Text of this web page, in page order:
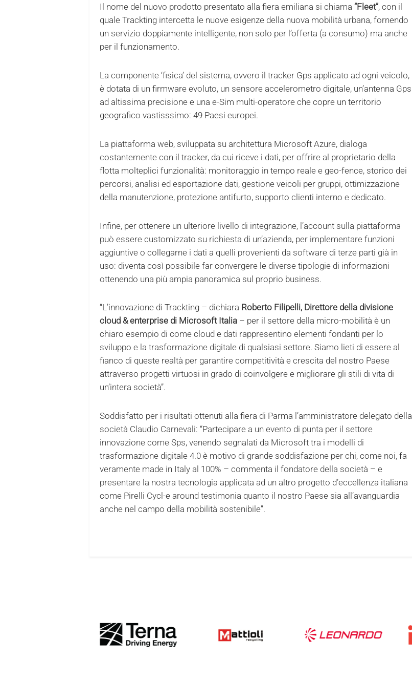
Il nome del nuovo prodotto presentato alla fiera emiliana si chiama “Fleet”, con il
quale Trackting intercetta le nuove esigenze della nuova mobilità urbana, fornendo
un servizio doppiamente intelligente, non solo per l’offerta (a consumo) ma anche
per il funzionamento.
La componente ‘fisica’ del sistema, ovvero il tracker Gps applicato ad ogni veicolo,
è dotata di un firmware evoluto, un sensore accelerometro digitale, un’antenna Gps
ad altissima precisione e una e-Sim multi-operatore che copre un territorio
geografico vastisssimo: 49 Paesi europei.
La piattaforma web, sviluppata su architettura Microsoft Azure, dialoga
costantemente con il tracker, da cui riceve i dati, per offrire al proprietario della
flotta molteplici funzionalità: monitoraggio in tempo reale e geo-fence, storico dei
percorsi, analisi ed esportazione dati, gestione veicoli per gruppi, ottimizzazione
della manutenzione, protezione antifurto, supporto clienti interno e dedicato.
Infine, per ottenere un ulteriore livello di integrazione, l’account sulla piattaforma
può essere customizzato su richiesta di un’azienda, per implementare funzioni
aggiuntive o collegarne i dati a quelli provenienti da software di terze parti già in
uso: diventa così possibile far convergere le diverse tipologie di informazioni
ottenendo una più ampia panoramica sul proprio business.
“L’innovazione di Trackting – dichiara Roberto Filipelli, Direttore della divisione
cloud & enterprise di Microsoft Italia – per il settore della micro-mobilità è un
chiaro esempio di come cloud e dati rappresentino elementi fondanti per lo
sviluppo e la trasformazione digitale di qualsiasi settore. Siamo lieti di essere al
fianco di queste realtà per garantire competitività e crescita del nostro Paese
attraverso progetti virtuosi in grado di coinvolgere e migliorare gli stili di vita di
un’intera società”.
Soddisfatto per i risultati ottenuti alla fiera di Parma l’amministratore delegato della
società Claudio Carnevali: “Partecipare a un evento di punta per il settore
innovazione come Sps, venendo segnalati da Microsoft tra i modelli di
trasformazione digitale 4.0 è motivo di grande soddisfazione per chi, come noi, fa
veramente made in Italy al 100% – commenta il fondatore della società – e
presentare la nostra tecnologia applicata ad un altro progetto d’eccellenza italiana
come Pirelli Cycl-e around testimonia quanto il nostro Paese sia all’avanguardia
anche nel campo della mobilità sostenibile”.